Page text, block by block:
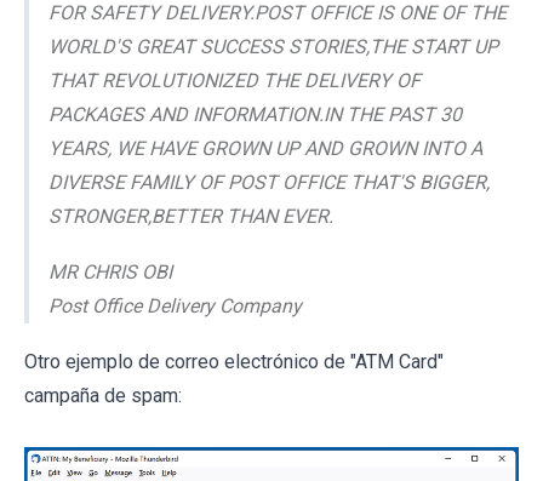
FOR SAFETY DELIVERY.POST OFFICE IS ONE OF THE
WORLD'S GREAT SUCCESS STORIES,THE START UP
THAT REVOLUTIONIZED THE DELIVERY OF
PACKAGES AND INFORMATION.IN THE PAST 30
YEARS, WE HAVE GROWN UP AND GROWN INTO A
DIVERSE FAMILY OF POST OFFICE THAT'S BIGGER,
STRONGER,BETTER THAN EVER.
MR CHRIS OBI
Post Office Delivery Company
Otro ejemplo de correo electrónico de "ATM Card"
campaña de spam: